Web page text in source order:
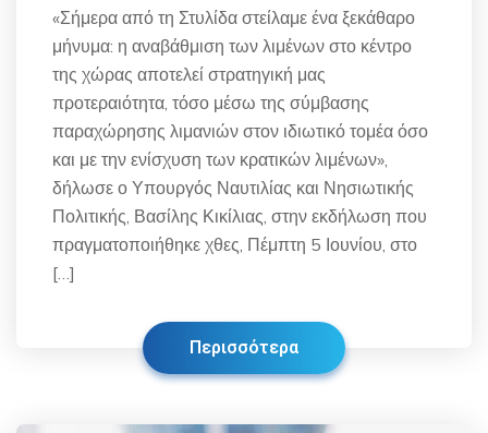
«Σήμερα από τη Στυλίδα στείλαμε ένα ξεκάθαρο
μήνυμα: η αναβάθμιση των λιμένων στο κέντρο
της χώρας αποτελεί στρατηγική μας
προτεραιότητα, τόσο μέσω της σύμβασης
παραχώρησης λιμανιών στον ιδιωτικό τομέα όσο
και με την ενίσχυση των κρατικών λιμένων»,
δήλωσε ο Υπουργός Ναυτιλίας και Νησιωτικής
Πολιτικής, Βασίλης Κικίλιας, στην εκδήλωση που
πραγματοποιήθηκε χθες, Πέμπτη 5 Ιουνίου, στο
[…]
Περισσότερα